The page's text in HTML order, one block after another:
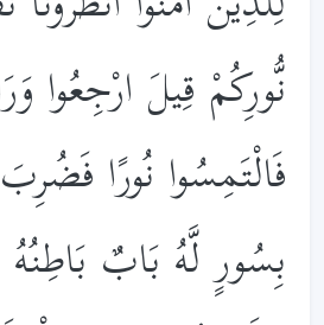
نُّورِكُمْ قِيلَ ارْجِعُوا
فَالْتَمِسُوا نُورًا
بِسُورٍ لَّهُ بَابٌ بَاطِنُهُ